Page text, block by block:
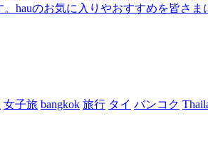
hauのお気に入りやおすすめを皆さま
女子旅 bangkok 旅行 タイ バンコク